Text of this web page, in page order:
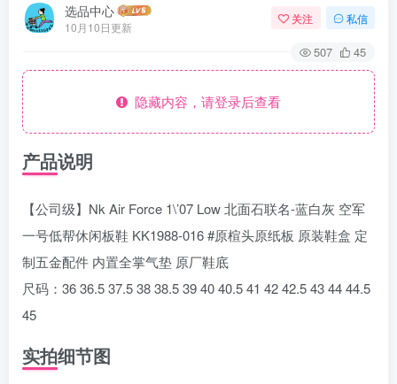
选品中心
10月10日更新
关注 私信
507 45
隐藏内容，请登录后查看
产品说明
【公司级】Nk Air Force 1\’07 Low 北面石联名-蓝白灰 空军
一号低帮休闲板鞋 KK1988-016 #原楦头原纸板 原装鞋盒 定
制五金配件 内置全掌气垫 原厂鞋底
尺码：36 36.5 37.5 38 38.5 39 40 40.5 41 42 42.5 43 44 44.5
45
实拍细节图